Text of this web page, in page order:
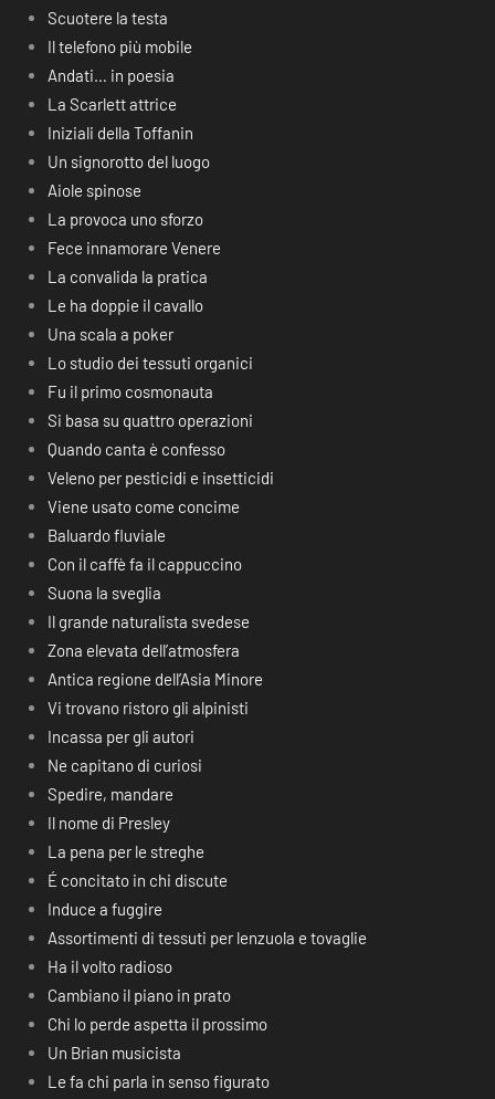
Scuotere la testa
Il telefono più mobile
Andati… in poesia
La Scarlett attrice
Iniziali della Toffanin
Un signorotto del luogo
Aiole spinose
La provoca uno sforzo
Fece innamorare Venere
La convalida la pratica
Le ha doppie il cavallo
Una scala a poker
Lo studio dei tessuti organici
Fu il primo cosmonauta
Si basa su quattro operazioni
Quando canta è confesso
Veleno per pesticidi e insetticidi
Viene usato come concime
Baluardo fluviale
Con il caffè fa il cappuccino
Suona la sveglia
Il grande naturalista svedese
Zona elevata dell’atmosfera
Antica regione dell’Asia Minore
Vi trovano ristoro gli alpinisti
Incassa per gli autori
Ne capitano di curiosi
Spedire, mandare
Il nome di Presley
La pena per le streghe
É concitato in chi discute
Induce a fuggire
Assortimenti di tessuti per lenzuola e tovaglie
Ha il volto radioso
Cambiano il piano in prato
Chi lo perde aspetta il prossimo
Un Brian musicista
Le fa chi parla in senso figurato